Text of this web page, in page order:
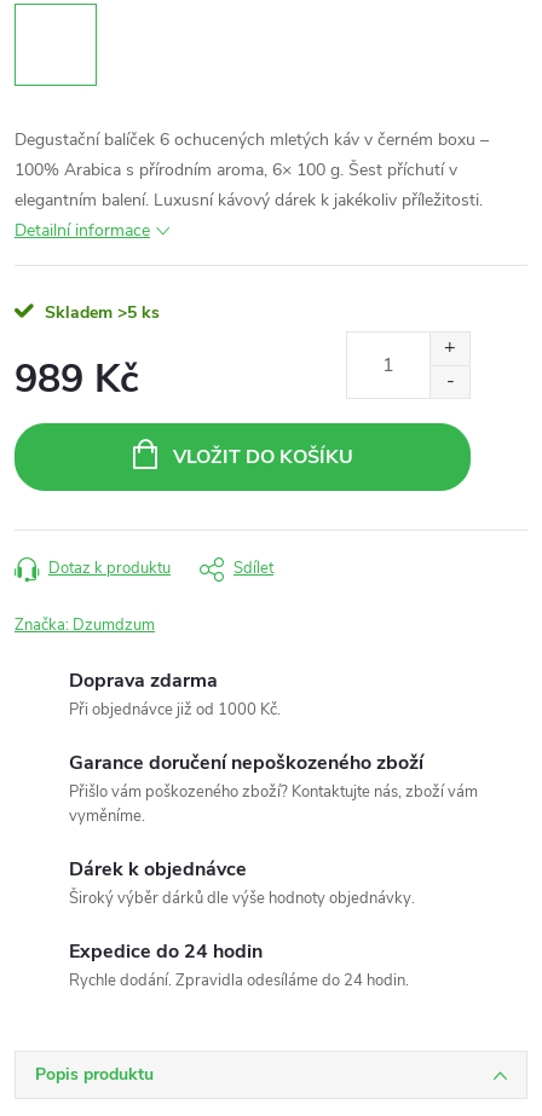
Degustační balíček 6 ochucených mletých káv v černém boxu –
100% Arabica s přírodním aroma, 6× 100 g. Šest příchutí v
elegantním balení. Luxusní kávový dárek k jakékoliv příležitosti.
Detailní informace
Skladem >5 ks
989 Kč
cena:
VLOŽIT DO KOŠÍKU
Dotaz k produktu Sdílet
Značka: Dzumdzum
Doprava zdarma
Při objednávce již od 1000 Kč.
Garance doručení nepoškozeného zboží
Přišlo vám poškozeného zboží? Kontaktujte nás, zboží vám
vyměníme.
Dárek k objednávce
Široký výběr dárků dle výše hodnoty objednávky.
Expedice do 24 hodin
Rychle dodání. Zpravidla odesíláme do 24 hodin.
Popis produktu